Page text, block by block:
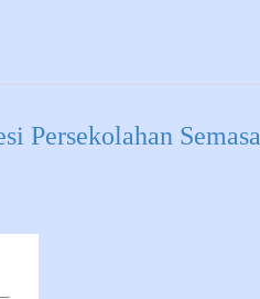
Semasa